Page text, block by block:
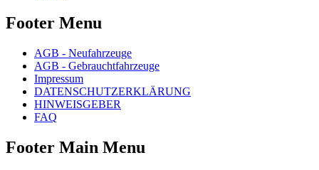
Footer Menu
AGB - Neufahrzeuge
AGB - Gebrauchtfahrzeuge
Impressum
DATENSCHUTZERKLÄRUNG
HINWEISGEBER
FAQ
Footer Main Menu